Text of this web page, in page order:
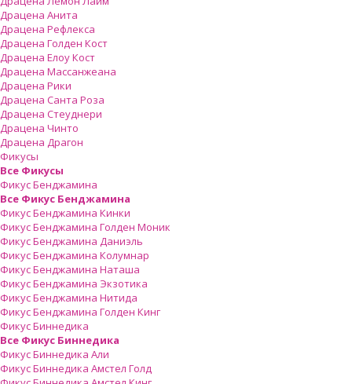
Драцена Анита
Драцена Рефлекса
Драцена Голден Кост
Драцена Елоу Кост
Драцена Массанжеана
Драцена Рики
Драцена Санта Роза
Драцена Стеуднери
Драцена Чинто
Драцена Драгон
Фикусы
Все Фикусы
Фикус Бенджамина
Все Фикус Бенджамина
Фикус Бенджамина Кинки
Фикус Бенджамина Голден Моник
Фикус Бенджамина Даниэль
Фикус Бенджамина Колумнар
Фикус Бенджамина Наташа
Фикус Бенджамина Экзотика
Фикус Бенджамина Нитида
Фикус Бенджамина Голден Кинг
Фикус Биннедика
Все Фикус Биннедика
Фикус Биннедика Али
Фикус Биннедика Амстел Голд